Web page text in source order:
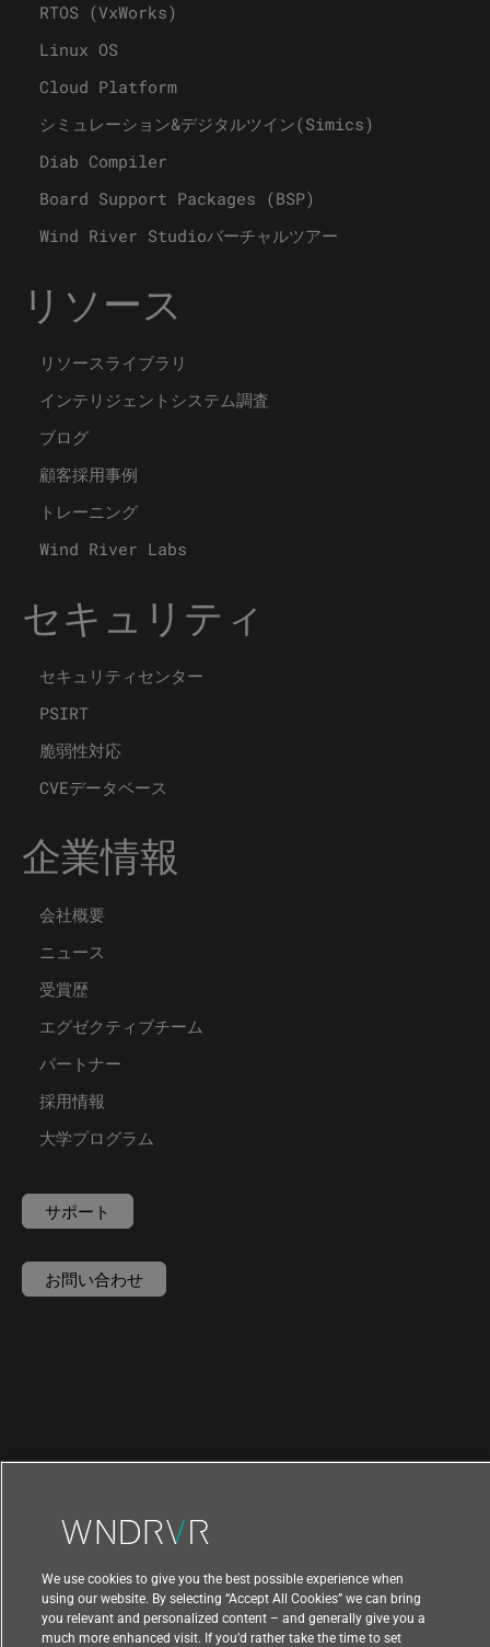
RTOS (VxWorks)
Linux OS
Cloud Platform
シミュレーション&デジタルツイン(Simics)
Diab Compiler
Board Support Packages (BSP)
Wind River Studioバーチャルツアー
リソース
リソースライブラリ
インテリジェントシステム調査
ブログ
顧客採用事例
トレーニング
Wind River Labs
セキュリティ
セキュリティセンター
PSIRT
脆弱性対応
CVEデータベース
企業情報
会社概要
ニュース
受賞歴
エグゼクティブチーム
パートナー
採用情報
大学プログラム
サポート
お問い合わせ
利用規約 | プライバシー | 輸出コンプライアンス
We use cookies to give you the best possible experience when
using our website. By selecting “Accept All Cookies” we can bring
you relevant and personalized content – and generally give you a
much more enhanced visit. If you’d rather take the time to set